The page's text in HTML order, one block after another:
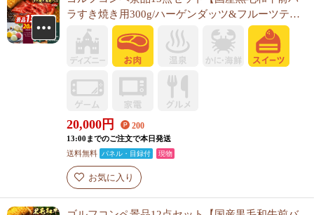
ラすき焼き用300g/ハーゲンダッツ&フルーツティ
アラアイスセット 他】A3パネル・目録付き<送料
無料>
20,000円 200
13:00までのご注文で本日発送
送料無料 パネル・目録付 現物
お気に入り